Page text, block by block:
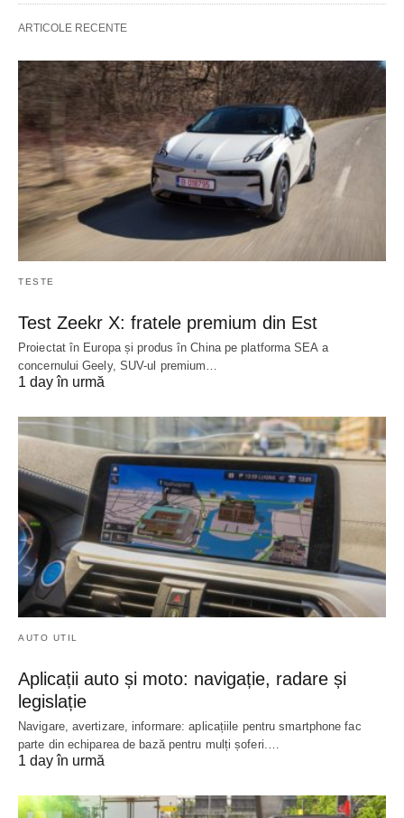
ARTICOLE RECENTE
TESTE
Test Zeekr X: fratele premium din Est
Proiectat în Europa și produs în China pe platforma SEA a
concernului Geely, SUV-ul premium…
1 day în urmă
AUTO UTIL
Aplicații auto și moto: navigație, radare și
legislație
Navigare, avertizare, informare: aplicațiile pentru smartphone fac
parte din echiparea de bază pentru mulți șoferi.…
1 day în urmă